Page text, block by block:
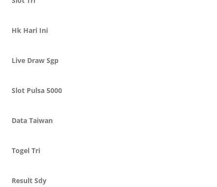
Hk Hari Ini
Live Draw Sgp
Slot Pulsa 5000
Data Taiwan
Togel Tri
Result Sdy